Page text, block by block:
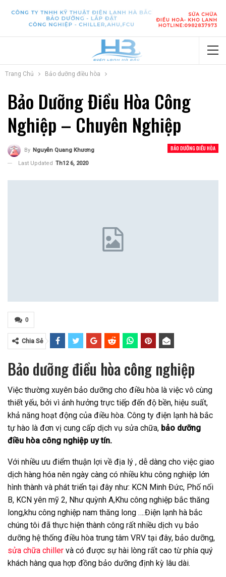
Trang Chủ Bảo dưỡng điều hòa
Bảo Dưỡng Điều Hòa Công
Nghiệp – Chuyên Nghiệp
BẢO DƯỠNG ĐIỀU HÒA
By Nguyễn Quang Khương
Last Updated Th12 6, 2020
0
Chia Sẻ
Bảo dưỡng điều hòa công nghiệp
Việc thường xuyên bảo dưỡng cho điều hòa là việc vô cùng
thiết yếu, bởi vì ảnh hưởng trực tiếp đến độ bền, hiệu suất,
khả năng hoạt động của điều hòa. Công ty điện lạnh hà bắc
tự hào là đơn vị cung cấp dịch vụ sửa chữa, bảo dưỡng
điều hòa công nghiệp uy tín.
Với nhiều ưu điểm thuận lợi về địa lý , dễ dàng cho việc giao
dịch hàng hóa nên ngày càng có nhiều khu công nghiệp lớn
hình thành và phát triển tại đây như: KCN Minh Đức, Phố nối
B, KCN yên mỹ 2, Như quỳnh A,Khu công nghiệp bắc thăng
long,khu công nghiệp nam thăng long ….Điện lạnh hà bắc
chúng tôi đã thực hiện thành công rất nhiều dịch vụ bảo
dưỡng hệ thống điều hòa trung tâm VRV tại đây, bảo dưỡng,
sửa chữa chiller và có được sự hài lòng rất cao từ phía quý
khách hàng qua hợp đồng bảo dưỡng định kỳ lâu dài.